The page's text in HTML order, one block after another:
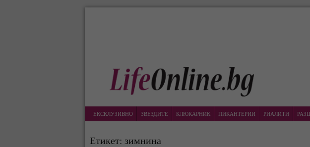
ЕКСКЛУЗИВНО ЗВЕЗДИТЕ КЛЮКАРНИК ПИКАНТЕРИИ РИАЛИТИ
Етикет: зимнина